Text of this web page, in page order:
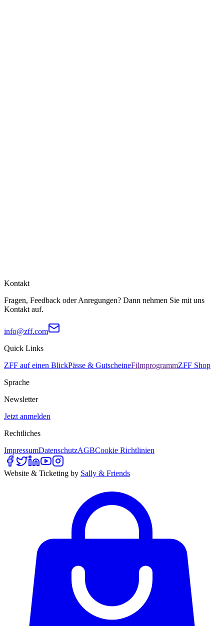
Kontakt
Fragen, Feedback oder Anregungen? Dann nehmen Sie mit uns
Kontakt auf.
info@zff.com
Quick Links
ZFF auf einen BlickPässe & GutscheineFilmprogrammZFF Shop
Sprache
Newsletter
Jetzt anmelden
Rechtliches
ImpressumDatenschutzAGBCookie Richtlinien
Website & Ticketing by Sally & Friends